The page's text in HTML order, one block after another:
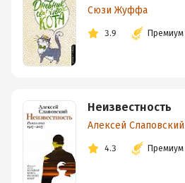
Сюзи Жуффа
3.9 Премиум
Неизвестность
Алексей Слаповский
4.3 Премиум